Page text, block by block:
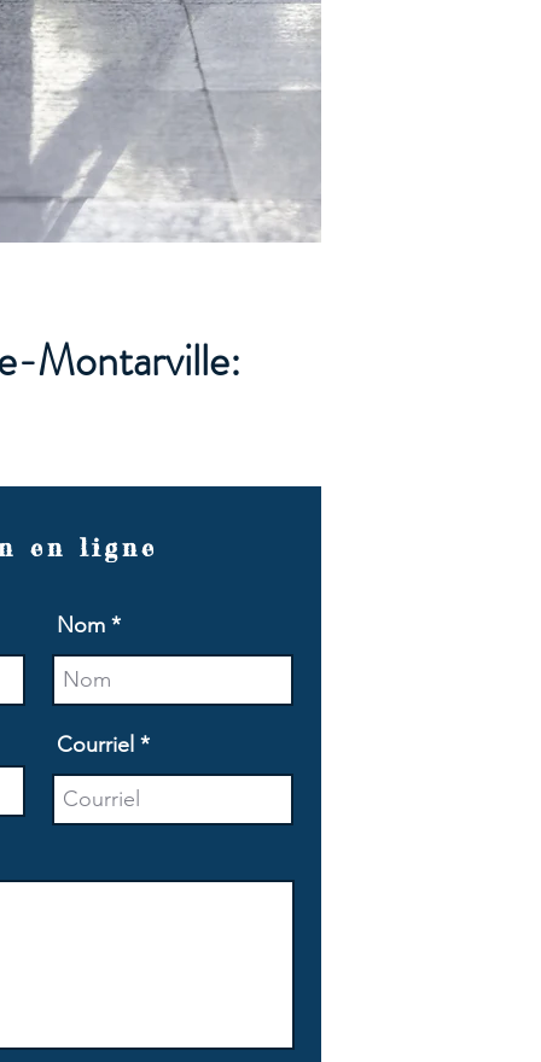
Montarville:
en ligne
Nom
Courriel